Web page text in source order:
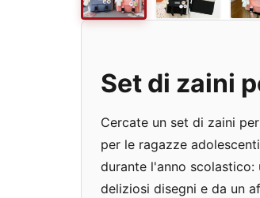
Set di zaini
Cercate un set di zaini
per le ragazze
durante l'anno
deliziosi disegni e da un